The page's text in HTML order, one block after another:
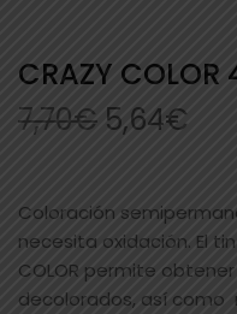
CRAZY COLOR
7,70€ 5,64€
Coloración
necesita oxidación. El
COLOR permite
decolorados, así como